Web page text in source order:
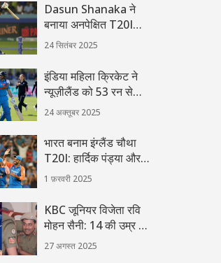
Dasun Shanaka ने
बनाया अनपेक्षित T20I
डक्स का विश्व रिकॉर्ड
24 सितंबर 2025
इंडिया महिला क्रिकेट ने
न्यूज़ीलैंड को 53 रन से
मात, सेमीफ़ाइनल में पहुँची
24 अक्तूबर 2025
भारत बनाम इंग्लैंड चौथा
T20I: हार्दिक पंड्या और
शिवम दुबे ने दिलाई टीम
1 फ़रवरी 2025
KBC जूनियर विजेता रवि
मोहन सैनी: 14 की उम्र में
1 करोड़, आज पोरबंदर के
27 अगस्त 2025